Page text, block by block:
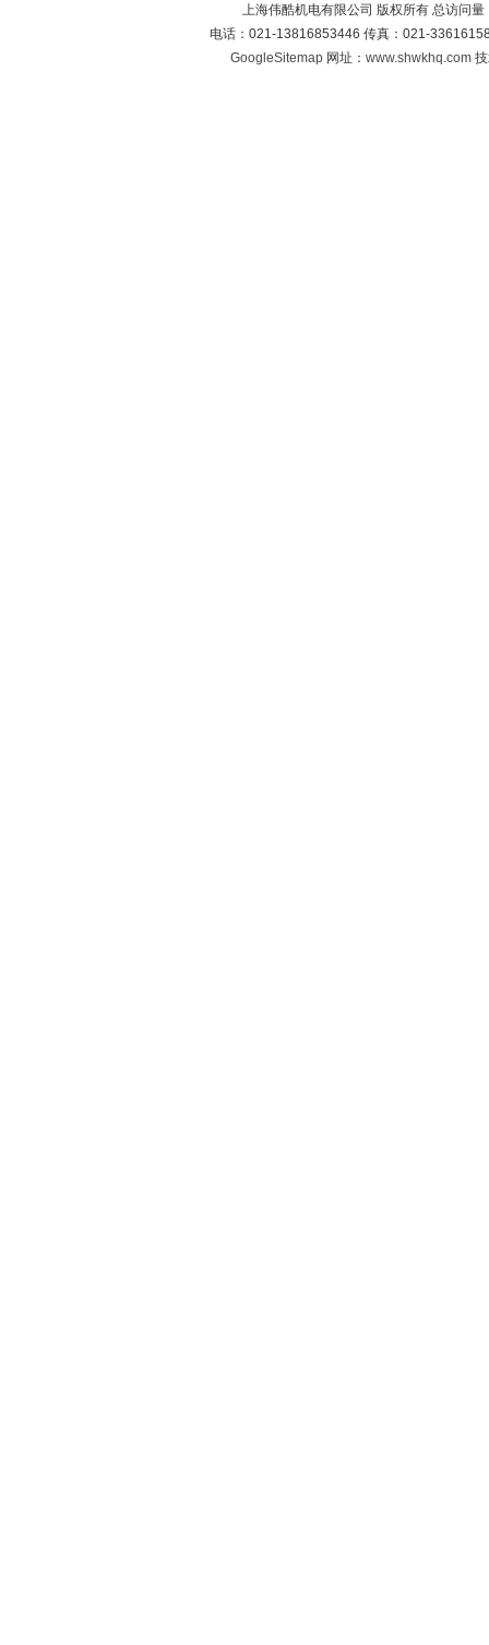
上海伟酷机电有限公司 版权所有 总访问量
电话：021-13816853446 传真：021-
GoogleSitemap 网址：www.shwkhq.com